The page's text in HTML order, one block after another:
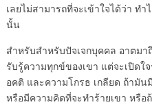
เลยไม่สามารถที่จะเข้าใจได้ว่า ท
นั้น
สำหรับสำหรับปัจเจกบุคคล อาตมา
รับรู้ความทุกข์ของเขา แต่จะเปิดใ
อคติ และความโกรธ เกลียด ถ้ามัน
หรือมีความคิดที่จะทำร้ายเขา หรือ